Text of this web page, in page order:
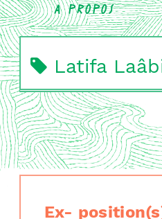
A propos
Latifa
Ex-